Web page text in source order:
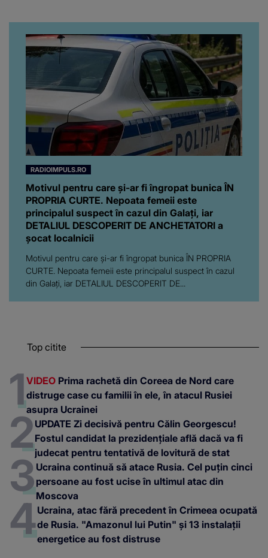
obrazul.”
RADIOIMPULS.RO
Motivul pentru care și-ar fi îngropat bunica ÎN
PROPRIA CURTE. Nepoata femeii este
principalul suspect în cazul din Galați, iar
DETALIUL DESCOPERIT DE ANCHETATORI a
șocat localnicii
Motivul pentru care și-ar fi îngropat bunica ÎN PROPRIA
CURTE. Nepoata femeii este principalul suspect în cazul
din Galați, iar DETALIUL DESCOPERIT DE...
Top citite
VIDEO Prima rachetă din Coreea de Nord care
distruge case cu familii în ele, în atacul Rusiei
asupra Ucrainei
UPDATE Zi decisivă pentru Călin Georgescu!
Fostul candidat la prezidențiale află dacă va fi
judecat pentru tentativă de lovitură de stat
Ucraina continuă să atace Rusia. Cel puțin cinci
persoane au fost ucise în ultimul atac din
Moscova
Ucraina, atac fără precedent în Crimeea ocupată
de Rusia. "Amazonul lui Putin" și 13 instalații
energetice au fost distruse